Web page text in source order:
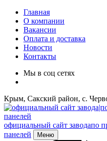
Главная
О компании
Вакансии
Оплата и доставка
Новости
Контакты
Мы в соц сетях
Крым, Сакский район, с.
официальный сайт заводапо
панелей
Меню